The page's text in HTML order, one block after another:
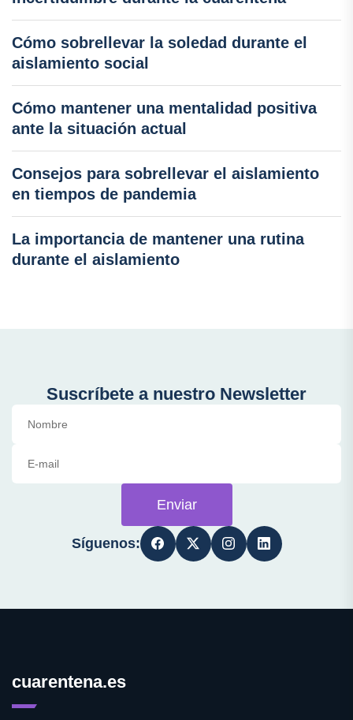
Cómo sobrellevar la soledad durante el
aislamiento social
Cómo mantener una mentalidad positiva
ante la situación actual
Consejos para sobrellevar el aislamiento
en tiempos de pandemia
La importancia de mantener una rutina
durante el aislamiento
Suscríbete a nuestro Newsletter
Enviar
Síguenos:
cuarentena.es